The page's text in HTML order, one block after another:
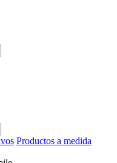
Productos a medida